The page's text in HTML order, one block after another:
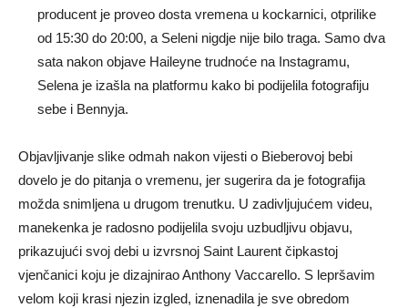
producent je proveo dosta vremena u kockarnici, otprilike
od 15:30 do 20:00, a Seleni nigdje nije bilo traga. Samo dva
sata nakon objave Haileyne trudnoće na Instagramu,
Selena je izašla na platformu kako bi podijelila fotografiju
sebe i Bennyja.
Objavljivanje slike odmah nakon vijesti o Bieberovoj bebi
dovelo je do pitanja o vremenu, jer sugerira da je fotografija
možda snimljena u drugom trenutku. U zadivljujućem videu,
manekenka je radosno podijelila svoju uzbudljivu objavu,
prikazujući svoj debi u izvrsnoj Saint Laurent čipkastoj
vjenčanici koju je dizajnirao Anthony Vaccarello. S lepršavim
velom koji krasi njezin izgled, iznenadila je sve obredom